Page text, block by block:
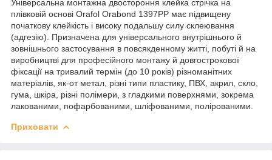
Універсальна монтажна двостороння клейка стрічка на
плівковій основі Orafol Orabond 1397PP має підвищену
початкову клейкість і високу подальшу силу склеювання
(адгезію). Призначена для універсального внутрішнього й
зовнішнього застосування в повсякденному житті, побуті й на
виробництві для професійного монтажу й довгострокової
фіксації на тривалий термін (до 10 років) різноманітних
матеріалів, як-от метал, різні типи пластику, ПВХ, акрил, скло,
гума, шкіра, різні полімери, з гладкими поверхнями, зокрема
лакованими, пофарбованими, шліфованими, полірованими.
Приховати